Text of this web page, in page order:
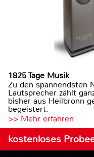
1825 Tage Musik
Zu den spannendsten
Lautsprecher zählt
bisher aus Heilbronn
begeistert.
>> Mehr erfahren
kostenloses